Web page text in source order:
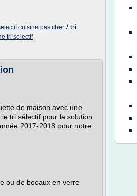
cuisine pas cher / tri
tri selectif
de maison avec une
tri sélectif pour la solution
2017-2018 pour notre
de bocaux en verre